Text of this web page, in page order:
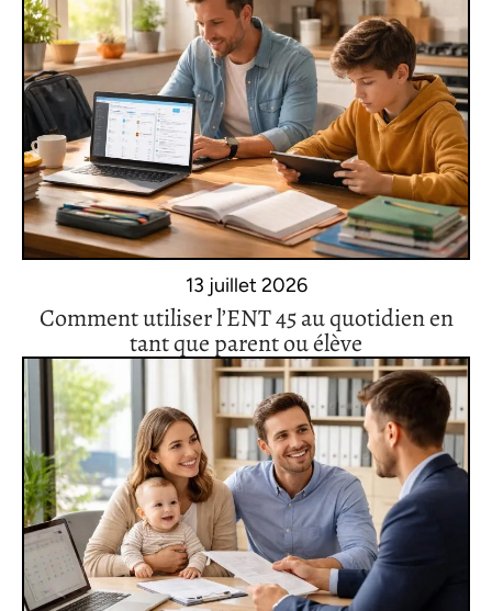
13 juillet 2026
Comment utiliser l’ENT 45 au quotidien en
tant que parent ou élève